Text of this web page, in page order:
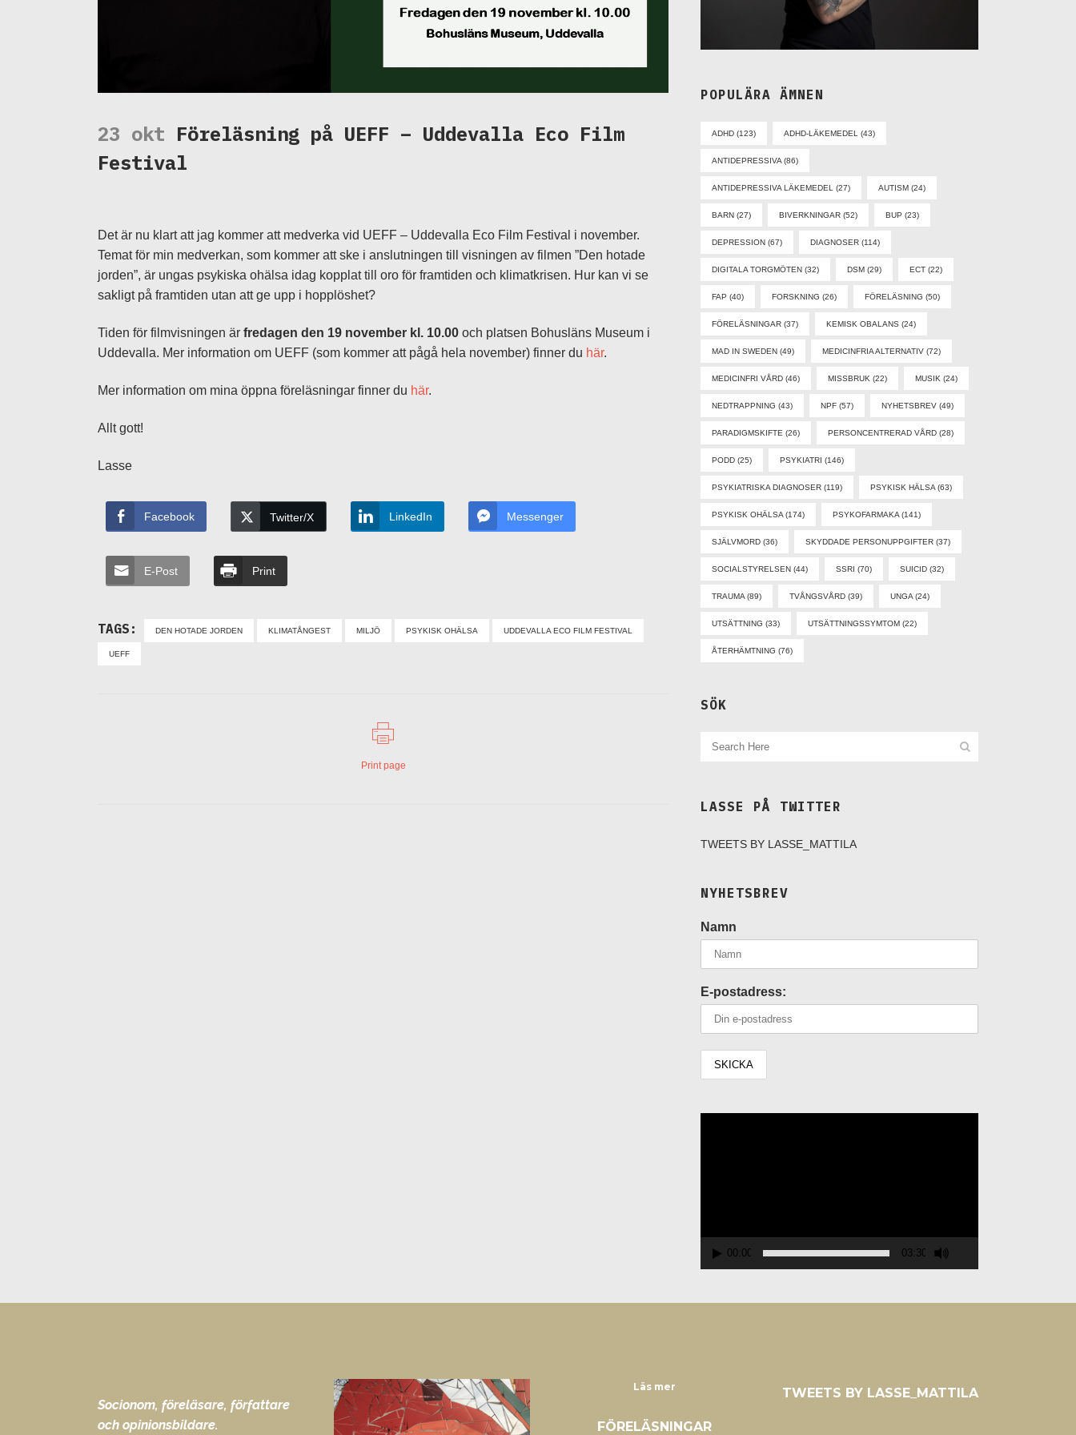
23 okt Föreläsning på UEFF – Uddevalla Eco Film
Festival
Det är nu klart att jag kommer att medverka vid UEFF – Uddevalla Eco Film Festival i november.
Temat för min medverkan, som kommer att ske i anslutningen till visningen av filmen ”Den hotade
jorden”, är ungas psykiska ohälsa idag kopplat till oro för framtiden och klimatkrisen. Hur kan vi se
sakligt på framtiden utan att ge upp i hopplöshet?
Tiden för filmvisningen är fredagen den 19 november kl. 10.00 och platsen Bohusläns Museum i
Uddevalla. Mer information om UEFF (som kommer att pågå hela november) finner du här.
Mer information om mina öppna föreläsningar finner du här.
Allt gott!
Lasse
Facebook Twitter/X LinkedIn Messenger
E-Post Print
TAGS: DEN HOTADE JORDEN KLIMATÅNGEST MILJÖ PSYKISK OHÄLSA UDDEVALLA ECO FILM FESTIVAL
UEFF
Print page
POPULÄRA ÄMNEN
ADHD (123) ADHD-LÄKEMEDEL (43)
ANTIDEPRESSIVA (86)
ANTIDEPRESSIVA LÄKEMEDEL (27) AUTISM (24)
BARN (27) BIVERKNINGAR (52) BUP (23)
DEPRESSION (67) DIAGNOSER (114)
DIGITALA TORGMÖTEN (32) DSM (29) ECT (22)
FAP (40) FORSKNING (26) FÖRELÄSNING (50)
FÖRELÄSNINGAR (37) KEMISK OBALANS (24)
MAD IN SWEDEN (49) MEDICINFRIA ALTERNATIV (72)
MEDICINFRI VÅRD (46) MISSBRUK (22) MUSIK (24)
NEDTRAPPNING (43) NPF (57) NYHETSBREV (49)
PARADIGMSKIFTE (26) PERSONCENTRERAD VÅRD (28)
PODD (25) PSYKIATRI (146)
PSYKIATRISKA DIAGNOSER (119) PSYKISK HÄLSA (63)
PSYKISK OHÄLSA (174) PSYKOFARMAKA (141)
SJÄLVMORD (36) SKYDDADE PERSONUPPGIFTER (37)
SOCIALSTYRELSEN (44) SSRI (70) SUICID (32)
TRAUMA (89) TVÅNGSVÅRD (39) UNGA (24)
UTSÄTTNING (33) UTSÄTTNINGSSYMTOM (22)
ÅTERHÄMTNING (76)
SÖK
LASSE PÅ TWITTER
TWEETS BY LASSE_MATTILA
NYHETSBREV
Namn
E-postadress:
00:00 03:30
Socionom, föreläsare, författare
och opinionsbildare.
Läs mer
FÖRELÄSNINGAR
TWEETS BY LASSE_MATTILA